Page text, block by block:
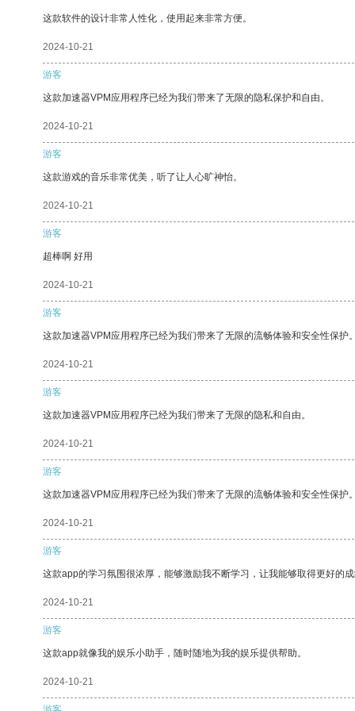
这款软件的设计非常人性化，使用起来非常方便。
2024-10-21
游客
这款加速器VPM应用程序已经为我们带来了无限的隐私保护和自由。
2024-10-21
游客
这款游戏的音乐非常优美，听了让人心旷神怡。
2024-10-21
游客
超棒啊 好用
2024-10-21
游客
这款加速器VPM应用程序已经为我们带来了无限的流畅体验和安全性保护
2024-10-21
游客
这款加速器VPM应用程序已经为我们带来了无限的隐私和自由。
2024-10-21
游客
这款加速器VPM应用程序已经为我们带来了无限的流畅体验和安全性保护
2024-10-21
游客
这款app的学习氛围很浓厚，能够激励我不断学习，让我能够取得更好的
2024-10-21
游客
这款app就像我的娱乐小助手，随时随地为我的娱乐提供帮助。
2024-10-21